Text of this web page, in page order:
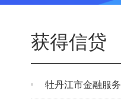
获得信贷
牡丹江市金融服